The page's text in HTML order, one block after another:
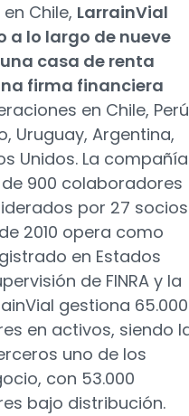
Chile, LarrainVial
a lo largo de nueve
casa de renta
firma financiera
en Chile,
Uruguay, Argentina,
Unidos. La compañía
900 colaboradores
por 27 socios
2010 opera como
en Estados
de FINRA y la
gestiona 65.000
en activos, siendo
uno de los
con 53.000
bajo distribución.